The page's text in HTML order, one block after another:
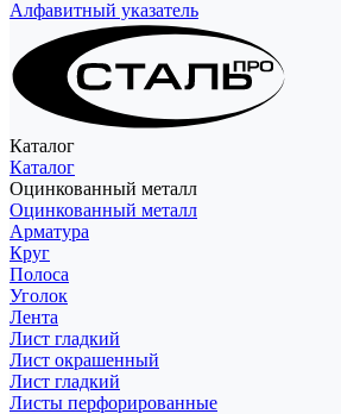
Алфавитный указатель
Каталог
Каталог
Оцинкованный металл
Оцинкованный металл
Арматура
Круг
Полоса
Уголок
Лента
Лист гладкий
Лист окрашенный
Лист гладкий
Листы перфорированные